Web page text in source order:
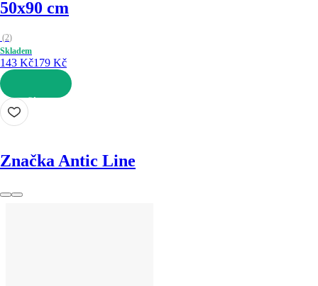
50x90 cm
(2)
Skladem
143 Kč179 Kč
DO KOŠÍKU
Značka Antic Line